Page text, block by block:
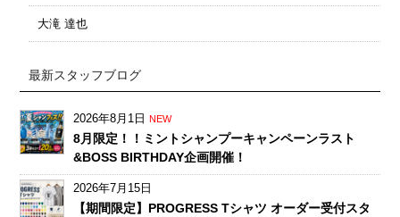
大滝 達也
最新スタッフブログ
2026年8月1日 NEW
8月限定！！ミントシャンプーキャンペーンラスト
&BOSS BIRTHDAY企画開催！
2026年7月15日
【期間限定】PROGRESS Tシャツ オーダー受付スタ